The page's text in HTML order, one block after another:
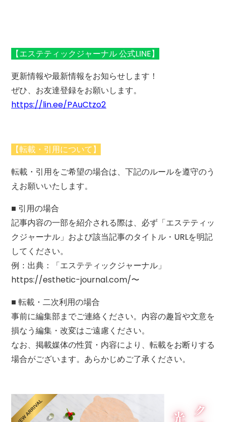
【エステティックジャーナル 公式LINE】
更新情報や最新情報をお知らせします！
ぜひ、お友達登録をお願いします。
https://lin.ee/PAuCtzo2
【転載・引用について】
転載・引用をご希望の場合は、下記のルールを遵守のう
えお願いいたします。
■ 引用の場合
記事内容の一部を紹介される際は、必ず「エステティッ
クジャーナル」および該当記事のタイトル・URLを明記
してください。
例：出典：「エステティックジャーナル」
https://esthetic-journal.com/〜
■ 転載・二次利用の場合
事前に編集部までご連絡ください。内容の趣旨や文意を
損なう編集・改変はご遠慮ください。
なお、掲載媒体の性質・内容により、転載をお断りする
場合がございます。あらかじめご了承ください。